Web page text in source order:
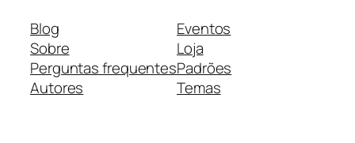
Blog
Sobre
Perguntas frequentes
Autores
Eventos
Loja
Padrões
Temas